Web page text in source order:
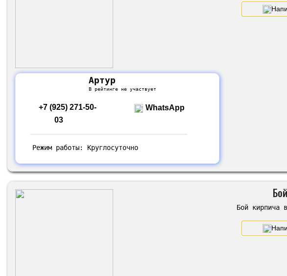
Артур
В рейтинге не участвует
+7 (925) 271-50-
03
WhatsApp
Режим работы: Круглосуточно
Бой кирпича